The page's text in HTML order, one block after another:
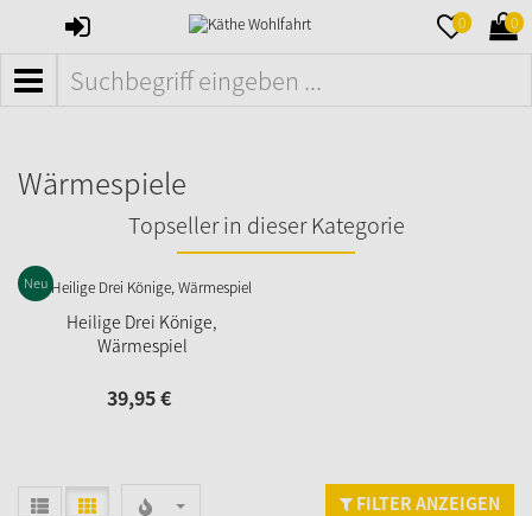
ANMELDEN 0 0
MENÜ
Wärmespiele
Topseller in dieser Kategorie
Heilige Drei Könige,
Wärmespiel
Neu
39,95€
FILTER ANZEIGEN